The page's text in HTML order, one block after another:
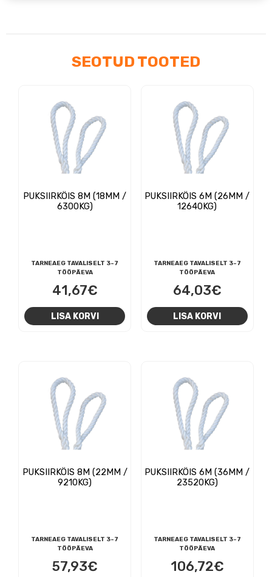
(9cm)
SEOTUD TOOTED
PUKSIIRKÖIS 8M (18MM /
6300KG)
TARNEAEG TAVALISELT 3-7
TÖÖPÄEVA
41,67€
LISA KORVI
PUKSIIRKÖIS 6M (26MM /
12640KG)
TARNEAEG TAVALISELT 3-7
TÖÖPÄEVA
64,03€
LISA KORVI
PUKSIIRKÖIS 8M (22MM /
9210KG)
TARNEAEG TAVALISELT 3-7
TÖÖPÄEVA
57,93€
PUKSIIRKÖIS 6M (36MM /
23520KG)
TARNEAEG TAVALISELT 3-7
TÖÖPÄEVA
106,72€